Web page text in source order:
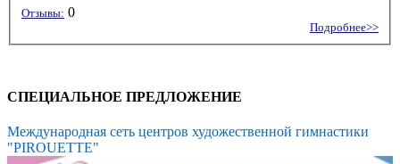
Отзывы: 0
Подробнее>>
СПЕЦИАЛЬНОЕ ПРЕДЛОЖЕНИЕ
Международная сеть центров художественной гимнастики
"PIROUETTE"